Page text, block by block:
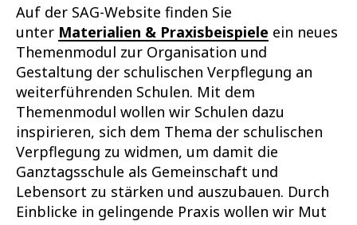
Auf der SAG-Website finden Sie
unter Materialien & Praxisbeispiele ein neues
Themenmodul zur Organisation und
Gestaltung der schulischen Verpflegung an
weiterführenden Schulen. Mit dem
Themenmodul wollen wir Schulen dazu
inspirieren, sich dem Thema der schulischen
Verpflegung zu widmen, um damit die
Ganztagsschule als Gemeinschaft und
Lebensort zu stärken und auszubauen. Durch
Einblicke in gelingende Praxis wollen wir Mut